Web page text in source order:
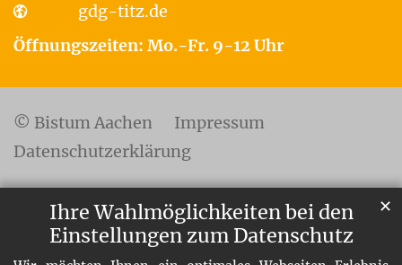
Ihre Wahlmöglichkeiten bei den
Einstellungen zum Datenschutz
✕
gdg-titz.de
Öffnungszeiten: Mo.-Fr. 9-12 Uhr
© Bistum Aachen
Impressum
Datenschutzerklärung